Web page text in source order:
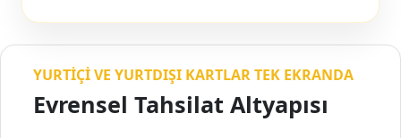
YURTIÇI VE YURTDIŞI KARTLAR TEK EKRANDA
Evrensel Tahsilat Altyapısı